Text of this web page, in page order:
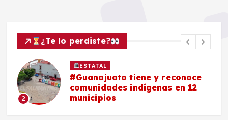
¿Te lo perdiste?
2
ESTATAL
#Guanajuato tiene y reconoce
comunidades indígenas en 12
municipios